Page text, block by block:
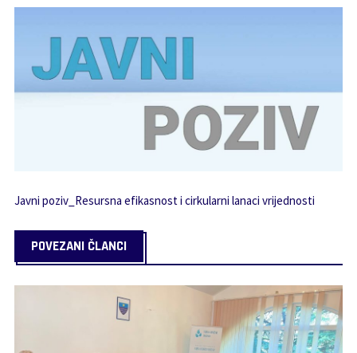
Javni poziv_Resursna efikasnost i cirkularni lanaci vrijednosti
POVEZANI ČLANCI